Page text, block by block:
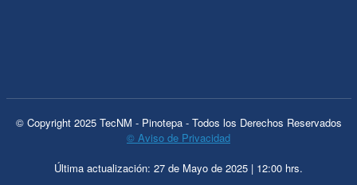
© Copyright 2025 TecNM - Pinotepa - Todos los Derechos Reservados
© Aviso de Privacidad
Última actualización: 27 de Mayo de 2025 | 12:00 hrs.